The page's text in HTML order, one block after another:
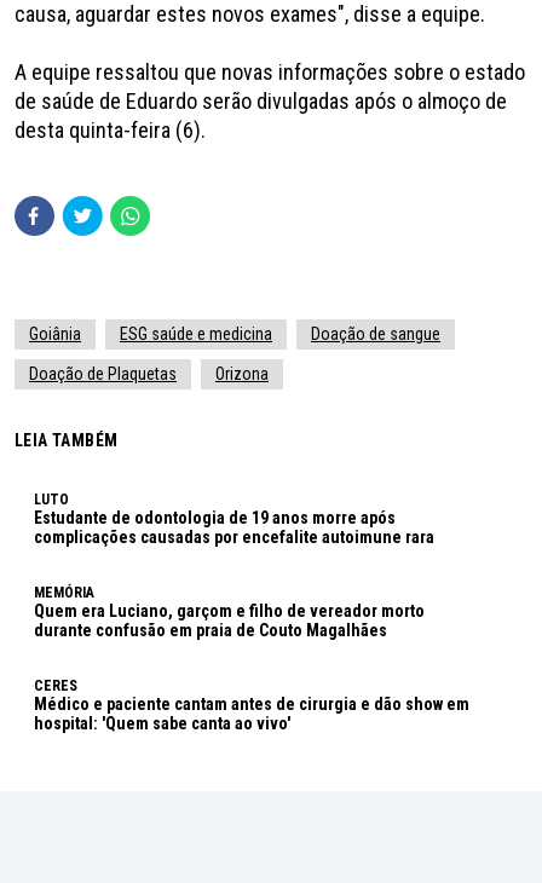
causa, aguardar estes novos exames", disse a equipe.
A equipe ressaltou que novas informações sobre o estado
de saúde de Eduardo serão divulgadas após o almoço de
desta quinta-feira (6).
Goiânia ESG saúde e medicina Doação de sangue
Doação de Plaquetas Orizona
LEIA TAMBÉM
LUTO
Estudante de odontologia de 19 anos morre após
complicações causadas por encefalite autoimune rara
MEMÓRIA
Quem era Luciano, garçom e filho de vereador morto
durante confusão em praia de Couto Magalhães
CERES
Médico e paciente cantam antes de cirurgia e dão show em
hospital: 'Quem sabe canta ao vivo'